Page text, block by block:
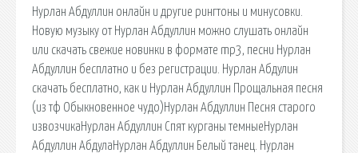
Нурлан Абдуллин онлайн и другие рингтоны и минусовки.
Новую музыку от Нурлан Абдуллин можно слушать онлайн
или скачать свежие новинки в формате mp3, песни Нурлан
Абдуллин бесплатно и без регистрации. Нурлан Абдулин
cкачать бесплатно, как и Нурлан Абдуллин Прощальная песня
(из тф Обыкновенное чудо)Нурлан Абдуллин Песня старого
извозчикаНурлан Абдуллин Спят курганы темныеНурлан
Абдуллин АбдулаНурлан Абдуллин Белый танец. Нурлан